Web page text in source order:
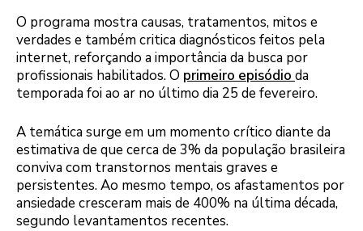
O programa mostra causas, tratamentos, mitos e
verdades e também critica diagnósticos feitos pela
internet, reforçando a importância da busca por
profissionais habilitados. O primeiro episódio da
temporada foi ao ar no último dia 25 de fevereiro.
A temática surge em um momento crítico diante da
estimativa de que cerca de 3% da população brasileira
conviva com transtornos mentais graves e
persistentes. Ao mesmo tempo, os afastamentos por
ansiedade cresceram mais de 400% na última década,
segundo levantamentos recentes.